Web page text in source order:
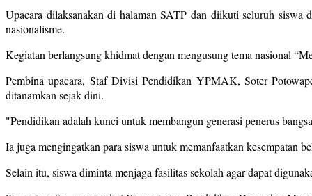
Upacara dilaksanakan di halaman SATP dan diikuti seluruh siswa
nasionalisme.
Kegiatan berlangsung khidmat dengan mengusung tema nasional
Pembina upacara, Staf Divisi Pendidikan YPMAK, Soter
ditanamkan sejak dini.
"Pendidikan adalah kunci untuk membangun generasi penerus
Ia juga mengingatkan para siswa untuk memanfaatkan kesempatan
Selain itu, siswa diminta menjaga fasilitas sekolah agar dapat